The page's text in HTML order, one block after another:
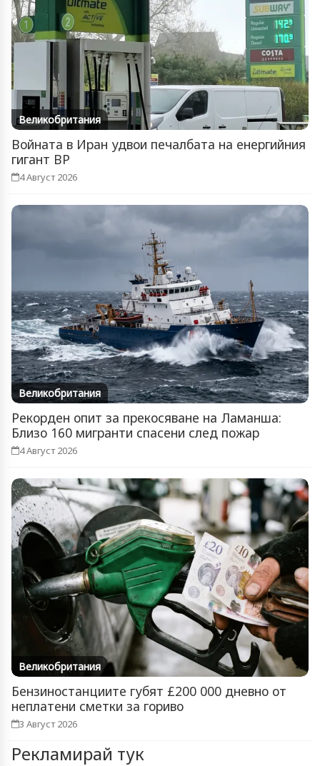
Великобритания
Войната в Иран удвои печалбата на енергийния
гигант BP
4 Август 2026
Великобритания
Рекорден опит за прекосяване на Ламанша:
Близо 160 мигранти спасени след пожар
4 Август 2026
Великобритания
Бензиностанциите губят £200 000 дневно от
неплатени сметки за гориво
3 Август 2026
Рекламирай тук